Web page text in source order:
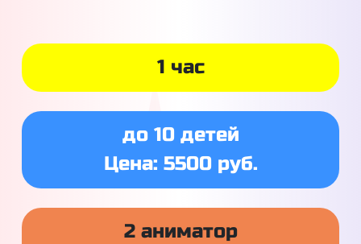
1 час
до 10 детей
Цена: 5500 руб.
2 аниматор